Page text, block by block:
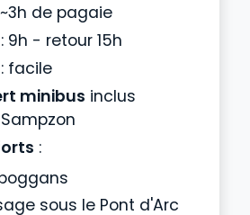
de pagaie
: 9h - retour 15h
: facile
minibus inclus
:
sous le Pont d'Arc